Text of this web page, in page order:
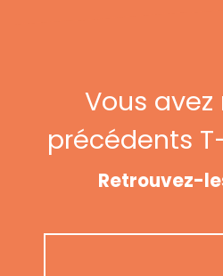
Vous
précédents
Retrouvez-